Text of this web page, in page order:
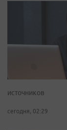
источников
сегодня, 02:29